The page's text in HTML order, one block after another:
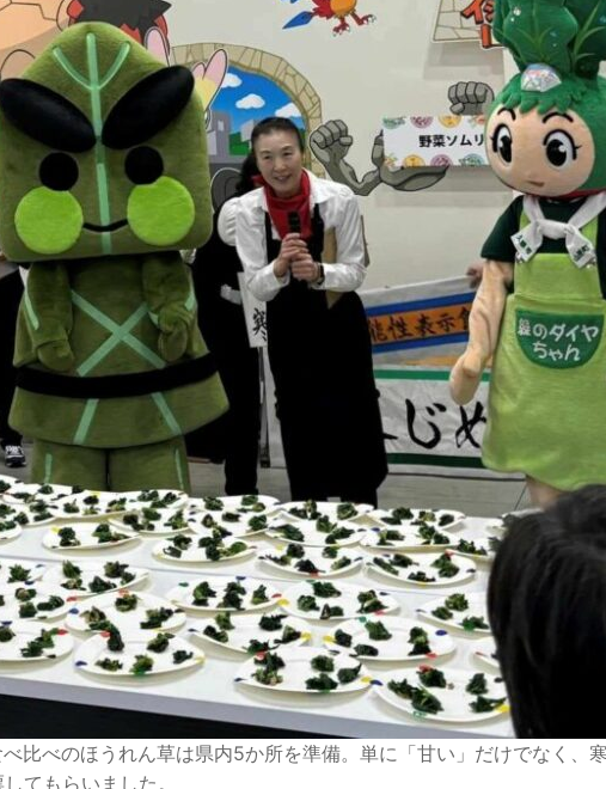
比べのほうれん草は県内5か所を準備。単に「甘い」だけでなく、
てもらいました。